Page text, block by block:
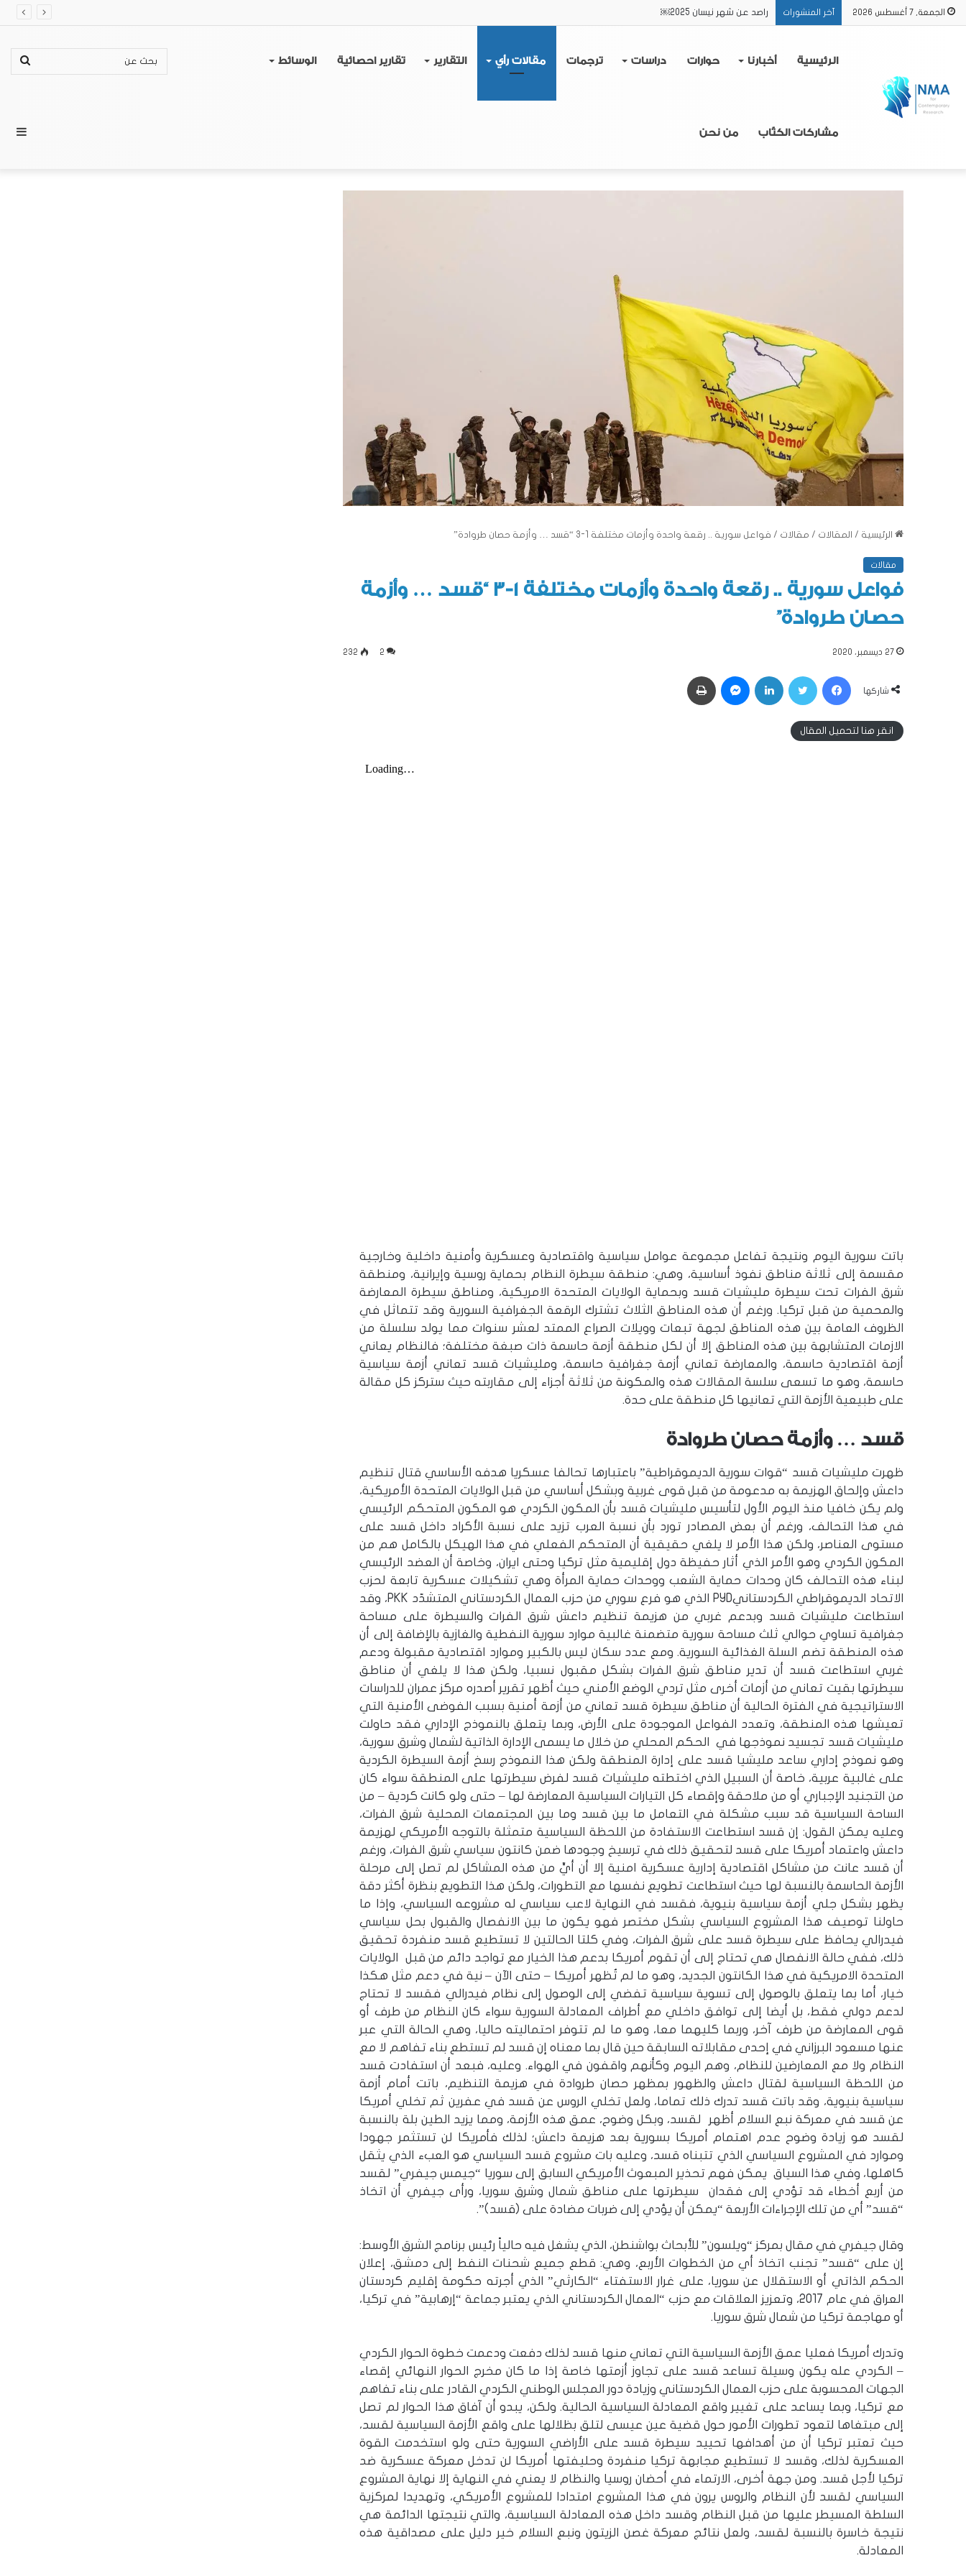
الجمعة, 7 أغسطس 2026 آخر المنشورات راصد عن الفترة من 16/2 حتى 31/3 2025
الرئيسية أخبارنا حوارات دراسات ترجمات مقالات رأي التقارير تقارير احصائية الوسائط
مشاركات الكتّاب من نحن
بحث
عن
الرئيسية / المقالات / مقالات / فواعل سورية .. رقعة واحدة وأزمات مختلفة 1-3 “قسد … وأزمة حصان طروادة”
مقالات
فواعل سورية .. رقعة واحدة وأزمات مختلفة 1-3 “قسد … وأزمة
حصان طروادة”
27 ديسمبر، 2020 2
232
شاركها
فيسبوك تويتر لينكدإن ماسنجر
انقر هنا لتحميل المقال
باتت سورية اليوم ونتيجة تفاعل مجموعة عوامل سياسية واقتصادية وعسكرية وأمنية داخلية وخارجية
مقسمة إلى ثلاثة مناطق نفوذ أساسية، وهي: منطقة سيطرة النظام بحماية روسية وإيرانية، ومنطقة
شرق الفرات تحت سيطرة مليشيات قسد وبحماية الولايات المتحدة الامريكية، ومناطق سيطرة المعارضة
والمحمية من قبل تركيا. ورغم أن هذه المناطق الثلاث تشترك الرقعة الجغرافية السورية وقد تتماثل في
الظروف العامة بين هذه المناطق لجهة تبعات وويلات الصراع الممتد لعشر سنوات مما يولد سلسلة من
الازمات المتشابهة بين هذه المناطق إلا أن لكل منطقة أزمة حاسمة ذات صبغة مختلفة؛ فالنظام يعاني
أزمة اقتصادية حاسمة، والمعارضة تعاني أزمة جغرافية حاسمة، ومليشيات قسد تعاني أزمة سياسية
حاسمة، وهو ما تسعى سلسة المقالات هذه والمكونة من ثلاثة أجزاء إلى مقاربته حيث ستركز كل مقالة
على طبيعية الأزمة التي تعانيها كل منطقة على حدة.
قسد … وأزمة حصان طروادة
ظهرت مليشيات قسد “قوات سورية الديموقراطية” باعتبارها تحالفا عسكريا هدفه الأساسي قتال تنظيم
داعش وإلحاق الهزيمة به مدعومة من قبل قوى غربية وبشكل أساسي من قبل الولايات المتحدة الأمريكية،
ولم يكن خافيا منذ اليوم الأول لتأسيس مليشيات قسد بأن المكون الكردي هو المكون المتحكم الرئيسي
في هذا التحالف، ورغم أن بعض المصادر تورد بأن نسبة العرب تزيد على نسبة الأكراد داخل قسد على
مستوى العناصر، ولكن هذا الأمر لا يلغي حقيقية أن المتحكم الفعلي في هذا الهيكل بالكامل هم من
المكون الكردي وهو الأمر الذي أثار حفيظة دول إقليمية مثل تركيا وحتى ايران، وخاصة أن العضد الرئيسي
لبناء هذه التحالف كان وحدات حماية الشعب ووحدات حماية المرأة وهي تشكيلات عسكرية تابعة لحزب
الاتحاد الديموقراطي الكردستانيPYD الذي هو فرع سوري من حزب العمال الكردستاني المتشدّد PKK، وقد
استطاعت مليشيات قسد وبدعم غربي من هزيمة تنظيم داعش شرق الفرات والسيطرة على مساحة
جغرافية تساوي حوالي ثلث مساحة سورية متضمنة غالبية موارد سورية النفطية والغازية بالإضافة إلى أن
هذه المنطقة تضم السلة الغذائية السورية. ومع عدد سكان ليس بالكبير وموارد اقتصادية مقبولة ودعم
غربي استطاعت قسد أن تدير مناطق شرق الفرات بشكل مقبول نسبيا، ولكن هذا لا يلغي أن مناطق
سيطرتها بقيت تعاني من أزمات أخرى مثل تردي الوضع الأمني حيث أظهر تقرير أصدره مركز عمران للدراسات
الاستراتيجية في الفترة الحالية أن مناطق سيطرة قسد تعاني من أزمة أمنية بسبب الفوضى الأمنية التي
تعيشها هذه المنطقة، وتعدد الفواعل الموجودة على الأرض، وبما يتعلق بالنموذج الإداري فقد حاولت
مليشيات قسد تجسيد نموذجها في الحكم المحلي من خلال ما يسمى الإدارة الذاتية لشمال وشرق سورية،
وهو نموذج إداري ساعد مليشيا قسد على إدارة المنطقة ولكن هذا النموذج رسخ أزمة السيطرة الكردية
على غالبية عربية، خاصة أن السبيل الذي اختطته مليشيات قسد لفرض سيطرتها على المنطقة سواء كان
من التجنيد الإجباري أو من ملاحقة وإقصاء كل التيارات السياسية المعارضة لها – حتى ولو كانت كردية – من
الساحة السياسية قد سبب مشكلة في التعامل ما بين قسد وما بين المجتمعات المحلية شرق الفرات،
وعليه يمكن القول: إن قسد استطاعت الاستفادة من اللحظة السياسية متمثلة بالتوجه الأمريكي لهزيمة
داعش واعتماد أمريكا على قسد لتحقيق ذلك في ترسيخ وجودها ضمن كانتون سياسي شرق الفرات، ورغم
أن قسد عانت من مشاكل اقتصادية إدارية عسكرية امنية إلا أن أيٍّ من هذه المشاكل لم تصل إلى مرحلة
الأزمة الحاسمة بالنسبة لها حيث استطاعت تطويع نفسها مع التطورات، ولكن هذا التطويع بنظرة أكثر دقة
يظهر بشكل جلي أزمة سياسية بنيوية، فقسد في النهاية لاعب سياسي له مشروعه السياسي، وإذا ما
حاولنا توصيف هذا المشروع السياسي بشكل مختصر فهو يكون ما بين الانفصال والقبول بحل سياسي
فيدرالي يحافظ على سيطرة قسد على شرق الفرات، وفي كلتا الحالتين لا تستطيع قسد منفردة تحقيق
ذلك، ففي حالة الانفصال هي تحتاج إلى أن تقوم أمريكا بدعم هذا الخيار مع تواجد دائم من قبل الولايات
المتحدة الامريكية في هذا الكانتون الجديد، وهو ما لم تُظهر أمريكا – حتى الآن – نية في دعم مثل هكذا
خيار، أما بما يتعلق بالوصول إلى تسوية سياسية تفضي إلى الوصول إلى نظام فيدرالي فقسد لا تحتاج
لدعم دولي فقط، بل أيضا إلى توافق داخلي مع أطراف المعادلة السورية سواء كان النظام من طرف أو
قوى المعارضة من طرف آخر، وربما كليهما معا، وهو ما لم تتوفر احتماليته حاليا، وهي الحالة التي عبر
عنها مسعود البرزاني في إحدى مقابلاته السابقة حين قال بما معناه إن قسد لم تستطع بناء تفاهم لا مع
النظام ولا مع المعارضين للنظام، وهم اليوم وكأنهم واقفون في الهواء. وعليه، فبعد أن استفادت قسد
من اللحظة السياسية لقتال داعش والظهور بمظهر حصان طروادة في هزيمة التنظيم، باتت أمام أزمة
سياسية بنيوية، وقد باتت قسد تدرك ذلك تماما، ولعل تخلي الروس عن قسد في عفرين ثم تخلي أمريكا
عن قسد في معركة نبع السلام أظهر لقسد، وبكل وضوح، عمق هذه الأزمة، ومما يزيد الطين بلة بالنسبة
لقسد هو زيادة وضوح عدم اهتمام أمريكا بسورية بعد هزيمة داعش؛ لذلك فأمريكا لن تستثمر جهودا
وموارد في المشروع السياسي الذي تتبناه قسد، وعليه بات مشروع قسد السياسي هو العبء الذي يثقل
كاهلها، وفي هذا السياق يمكن فهم تحذير المبعوث الأمريكي السابق إلى سوريا “جيمس جيفري” لقسد
من أربع أخطاء قد تؤدي إلى فقدان سيطرتها على مناطق شمال وشرق سوريا، ورأى جيفري أن اتخاذ
“قسد” أي من تلك الإجراءات الأربعة “يمكن أن يؤدي إلى ضربات مضادة على (قسد)”.
وقال جيفري في مقال بمركز “ويلسون” للأبحاث بواشنطن، الذي يشغل فيه حالياً رئيس برنامج الشرق الأوسط:
إن على “قسد” تجنب اتخاذ أي من الخطوات الأربع، وهي: قطع جميع شحنات النفط إلى دمشق، إعلان
الحكم الذاتي أو الاستقلال عن سوريا، على غرار الاستفتاء “الكارثي” الذي أجرته حكومة إقليم كردستان
العراق في عام 2017، وتعزيز العلاقات مع حزب “العمال الكردستاني الذي يعتبر جماعة “إرهابية” في تركيا،
أو مهاجمة تركيا من شمال شرق سوريا.
وتدرك أمريكا فعليا عمق الأزمة السياسية التي تعاني منها قسد لذلك دفعت ودعمت خطوة الحوار الكردي
– الكردي عله يكون وسيلة تساعد قسد على تجاوز أزمتها خاصة إذا ما كان مخرج الحوار النهائي إقصاء
الجهات المحسوبة على حزب العمال الكردستاني وزيادة دور المجلس الوطني الكردي القادر على بناء تفاهم
مع تركيا، وبما يساعد على تغيير واقع المعادلة السياسية الحالية. ولكن، يبدو أن آفاق هذا الحوار لم تصل
إلى مبتغاها لتعود تطورات الأمور حول قضية عين عيسى لتلق بظلالها على واقع الأزمة السياسية لقسد،
حيث تعتبر تركيا أن من أهدافها تحييد سيطرة قسد على الأراضي السورية حتى ولو استخدمت القوة
العسكرية لذلك، وقسد لا تستطيع مجابهة تركيا منفردة وحليفتها أمريكا لن تدخل معركة عسكرية ضد
تركيا لأجل قسد. ومن جهة أخرى، الارتماء في أحضان روسيا والنظام لا يعني في النهاية إلا نهاية المشروع
السياسي لقسد لأن النظام والروس يرون في هذا المشروع امتدادا للمشروع الأمريكي، وتهديدا لمركزية
السلطة المسيطر عليها من قبل النظام وقسد داخل هذه المعادلة السياسية، والتي نتيجتها الدائمة هي
نتيجة خاسرة بالنسبة لقسد، ولعل نتائج معركة غصن الزيتون ونبع السلام خير دليل على مصداقية هذه
المعادلة.
التعافي المبكر في شمال غرب سوريا –
(الشباب – المرأة) المقومات والدور